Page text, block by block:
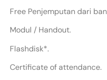
Free Penjemputan dari
Modul / Handout.
Flashdisk*.
Certificate of attendance.